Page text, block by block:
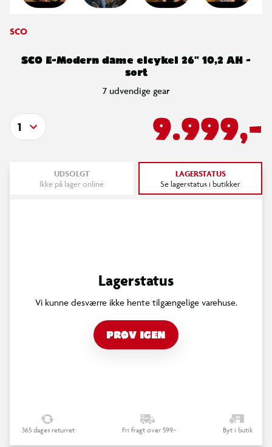
SCO
SCO E-Modern dame elcykel 26" 10,2 AH -
sort
7 udvendige gear
9.999,-
1
UDSOLGT
Ikke på lager online
LAGERSTATUS
Se lagerstatus i butikker
Lagerstatus
Vi kunne desværre ikke hente tilgængelige varehuse.
PRØV IGEN
365 dages returret Fri fragt over 599,- Byt i butik